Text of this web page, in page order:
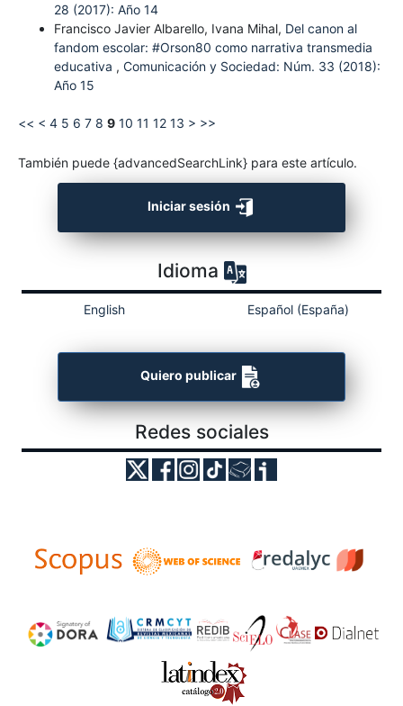
28 (2017): Año 14
Francisco Javier Albarello, Ivana Mihal, Del canon al
fandom escolar: #Orson80 como narrativa transmedia
educativa , Comunicación y Sociedad: Núm. 33 (2018):
Año 15
<< < 4 5 6 7 8 9 10 11 12 13 > >>
También puede {advancedSearchLink} para este artículo.
Iniciar sesión
Idioma
English Español (España)
Quiero publicar
Redes sociales